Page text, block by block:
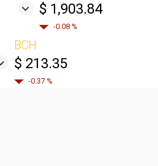
$ 1,903.84
-0.08 %
BCH
$ 213.35
-0.37 %